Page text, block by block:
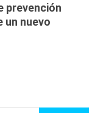
prevención
un nuevo